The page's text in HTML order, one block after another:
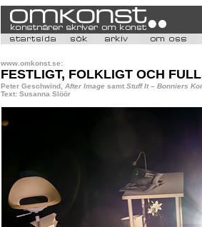
www.omkonst.se:
FESTLIGT, FOLKLIGT OCH
Peter Geschwind, After Image samt Stuff It – Bonniers
Text: Susanna Slöör